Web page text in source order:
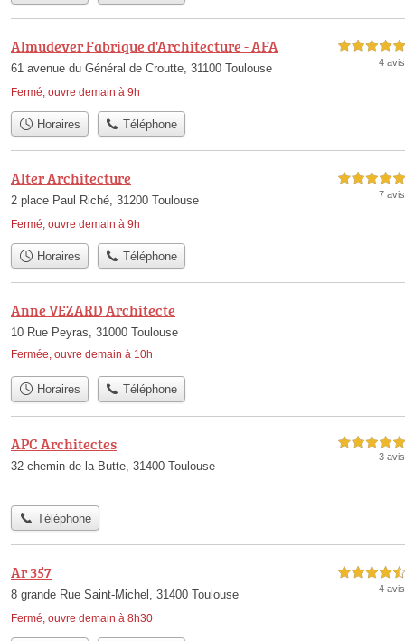
Almudever Fabrique d'Architecture - AFA
61 avenue du Général de Croutte, 31100 Toulouse
Fermé, ouvre demain à 9h
5,0 étoiles sur 5
4 avis
Horaires Téléphone
Alter Architecture
2 place Paul Riché, 31200 Toulouse
Fermé, ouvre demain à 9h
5,0 étoiles sur 5
7 avis
Horaires Téléphone
Anne VEZARD Architecte
10 Rue Peyras, 31000 Toulouse
Fermée, ouvre demain à 10h
Horaires Téléphone
APC Architectes
32 chemin de la Butte, 31400 Toulouse
5,0 étoiles sur 5
3 avis
Téléphone
Ar 357
8 grande Rue Saint-Michel, 31400 Toulouse
Fermé, ouvre demain à 8h30
4,5 étoiles sur 5
4 avis